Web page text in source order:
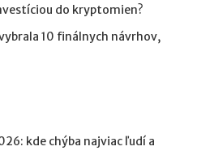
do kryptomien?
10 finálnych návrhov,
kde chýba najviac ľudí a